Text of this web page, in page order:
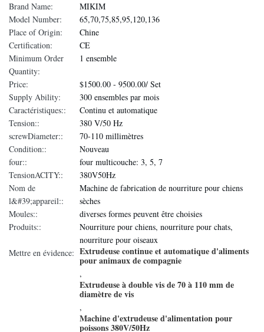
Brand Name:
MIKIM
Model Number:
65,70,75,85,95,120,136
Place of Origin:
Chine
Certification:
CE
Minimum Order
Quantity:
1 ensemble
Price:
$1500.00 - 9500.00/ Set
Supply Ability:
300 ensembles par mois
Caractéristiques::
Continu et automatique
Tension::
380 V/50 Hz
screwDiameter::
70-110 millimètres
Condition::
Nouveau
four::
four multicouche: 3, 5, 7
TensionACITY::
380V50Hz
Nom de
l&#39;appareil::
Machine de fabrication de nourriture pour chiens
sèches
Moules::
diverses formes peuvent être choisies
Produits::
Nourriture pour chiens, nourriture pour chats,
nourriture pour oiseaux
Mettre en évidence: Extrudeuse continue et automatique d'aliments
pour animaux de compagnie
,
Extrudeuse à double vis de 70 à 110 mm de
diamètre de vis
,
Machine d'extrudeuse d'alimentation pour
poissons 380V/50Hz